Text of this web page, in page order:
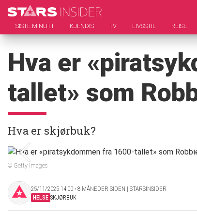
SISTE MINUTT KJENDIS TV LIVSSTIL REISE
Hva er
tallet» som
Hva er skjørbuk?
© Getty Images
25/11/2025 14:00 ‧ 8 MÅNEDER SIDEN | STARSINSIDER
HELSE SKJØRBUK